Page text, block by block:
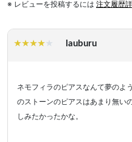
※ レビューを投稿するには 注文履歴
lauburu
ネモフィラのピアスなんて夢のよ
のストーンのピアスはあまり無い
しみたかったかな。